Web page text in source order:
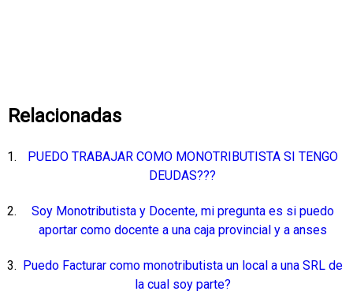
Relacionadas
PUEDO TRABAJAR COMO MONOTRIBUTISTA SI TENGO
DEUDAS???
Soy Monotributista y Docente, mi pregunta es si puedo
aportar como docente a una caja provincial y a anses
Puedo Facturar como monotributista un local a una SRL de
la cual soy parte?